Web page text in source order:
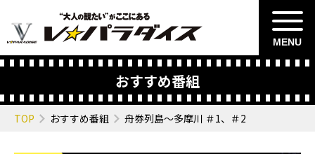
MENU
おすすめ番組
TOP おすすめ番組 舟券列島～多摩川 ＃1、＃2